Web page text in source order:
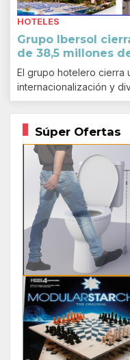
HOTELES
Grupo Ibersol
de 38,5 millones
El grupo hotelero cierra
internacionalización y
Súper Ofertas